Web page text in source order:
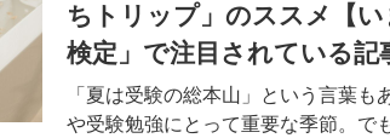
ちトリップ」のススメ【い
検定」で注目されている記
「夏は受験の総本山」という言葉も
や受験勉強にとって重要な季節。で